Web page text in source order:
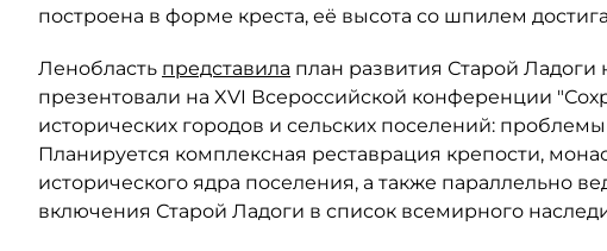
построена в форме креста, её высота со шпилем
Ленобласть представила план развития Старой
презентовали на XVI Всероссийской конференции
исторических городов и сельских поселений:
Планируется комплексная реставрация крепости,
исторического ядра поселения, а также параллельно
включения Старой Ладоги в список всемирного